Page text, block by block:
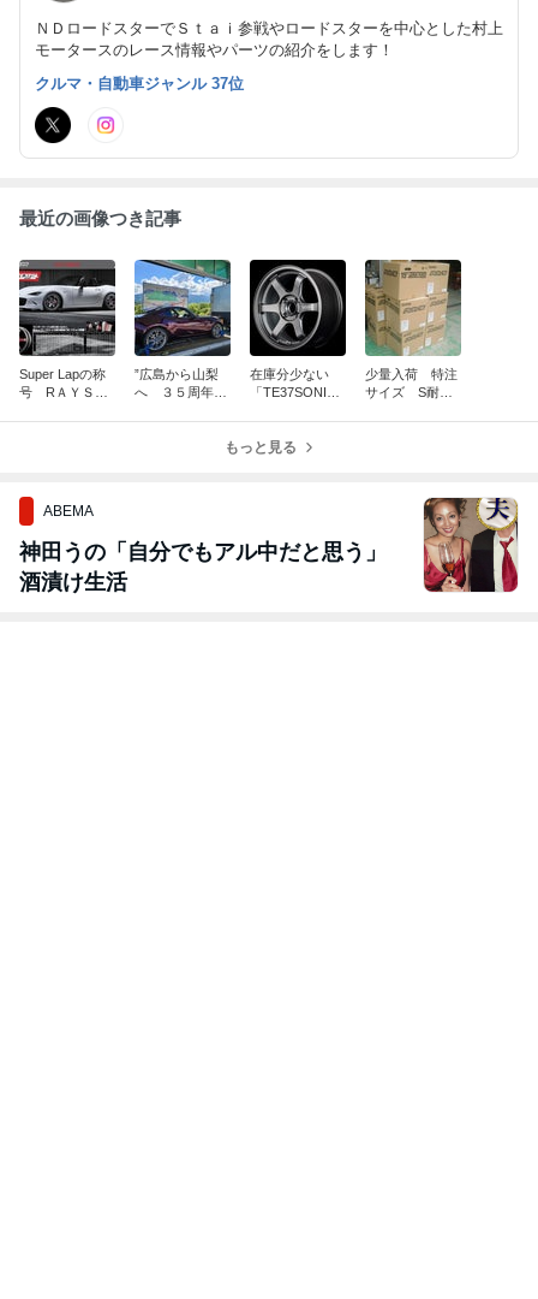
ＮＤロードスターでＳｔａｉ参戦やロードスターを中心とした村上
モータースのレース情報やパーツの紹介をします！
クルマ・自動車ジャンル 37位
最近の画像つき記事
Super Lapの称
号 RＡＹＳ
”広島から山梨
へ ３５周年記
在庫分少ない
「TE37SONIC
J+28 NA・N
少量入荷 特注
サイズ S耐
もっと見る
ABEMA
神田うの「自分でもアル中だと思う」
酒漬け生活